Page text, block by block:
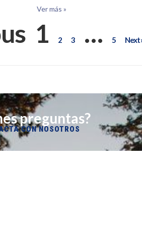
Ver más »
1 2 3 … 5 Next
preguntas?
CON NOSOTROS